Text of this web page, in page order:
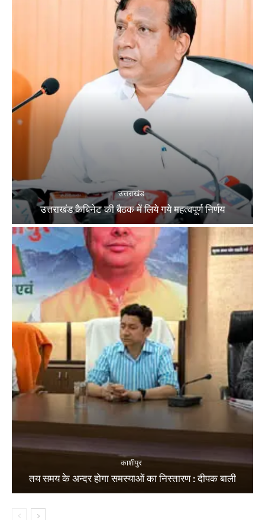
उत्तराखंड
उत्तराखंड कैबिनेट की बैठक में लिये गये महत्वपूर्ण निर्णय
काशीपुर
तय समय के अन्दर होगा समस्याओं का निस्तारण : दीपक बाली